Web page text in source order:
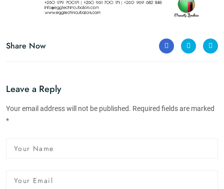
Share Now
Leave a Reply
Your email address will not be published. Required fields are marked
*